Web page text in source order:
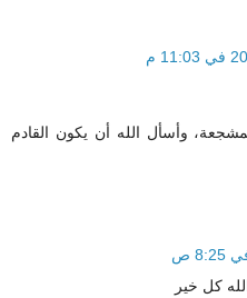
وأسأل الله أن يكون القادم
كل خير